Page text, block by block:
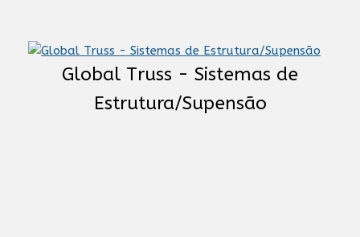
Global Truss - Sistemas de
Estrutura/Supensão